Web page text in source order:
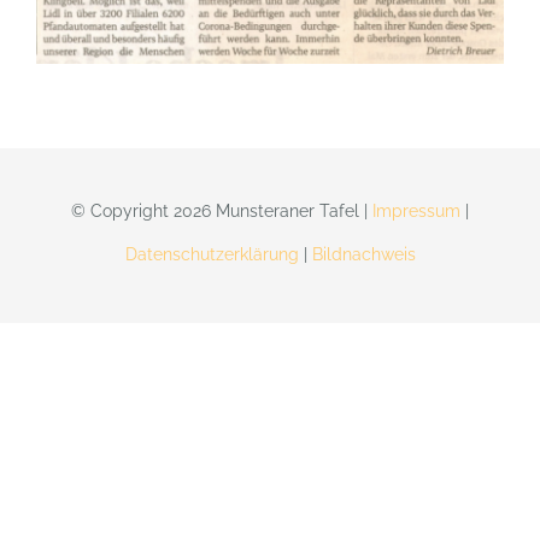
© Copyright 2026 Munsteraner Tafel | Impressum
Datenschutzerklärung Bildnachweis